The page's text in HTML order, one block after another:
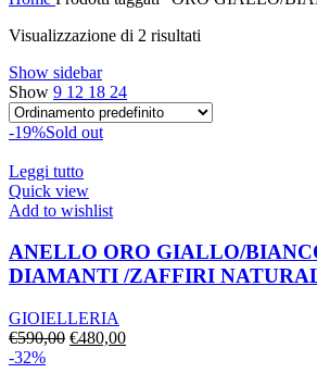
Visualizzazione di 2 risultati
Show sidebar
Show 9 12 18 24
-19%Sold out
Leggi tutto
Quick view
Add to wishlist
ANELLO ORO GIALLO/
DIAMANTI /ZAFFIRI
GIOIELLERIA
€590,00 Il
€480,00Il
-32%